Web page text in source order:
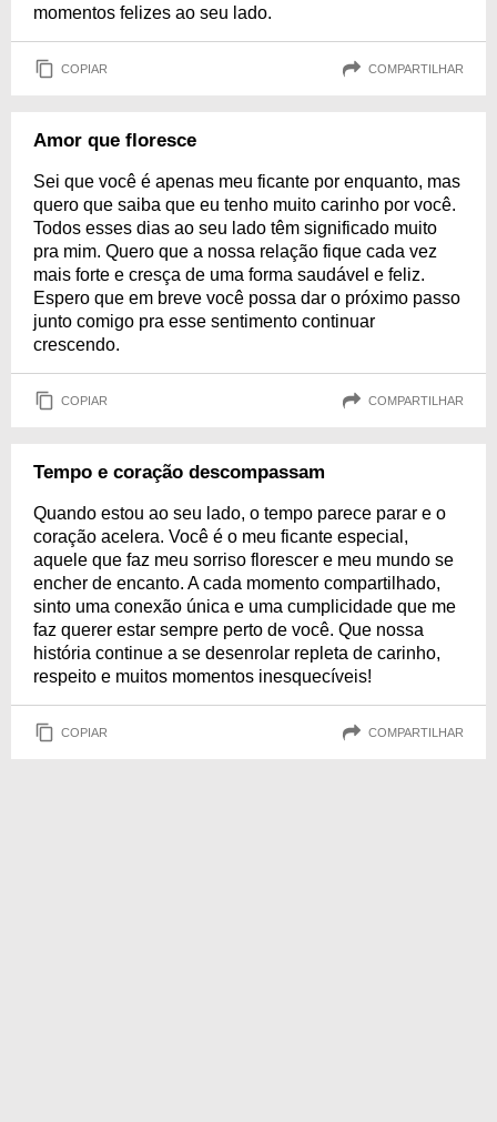
momentos felizes ao seu lado.
COPIAR COMPARTILHAR
Amor que floresce
Sei que você é apenas meu ficante por enquanto, mas
quero que saiba que eu tenho muito carinho por você.
Todos esses dias ao seu lado têm significado muito
pra mim. Quero que a nossa relação fique cada vez
mais forte e cresça de uma forma saudável e feliz.
Espero que em breve você possa dar o próximo passo
junto comigo pra esse sentimento continuar
crescendo.
COPIAR COMPARTILHAR
Tempo e coração descompassam
Quando estou ao seu lado, o tempo parece parar e o
coração acelera. Você é o meu ficante especial,
aquele que faz meu sorriso florescer e meu mundo se
encher de encanto. A cada momento compartilhado,
sinto uma conexão única e uma cumplicidade que me
faz querer estar sempre perto de você. Que nossa
história continue a se desenrolar repleta de carinho,
respeito e muitos momentos inesquecíveis!
COPIAR COMPARTILHAR